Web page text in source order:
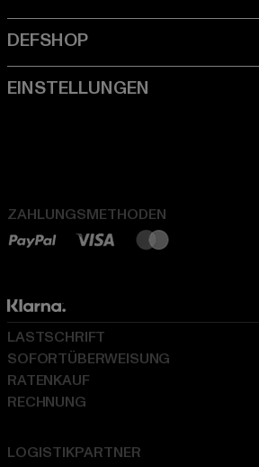
ZAHLUNGSMETHODEN
LOGISTIKPARTNER
LASTSCHRIFT
SOFORTÜBERWEISUNG
RATENKAUF
RECHNUNG